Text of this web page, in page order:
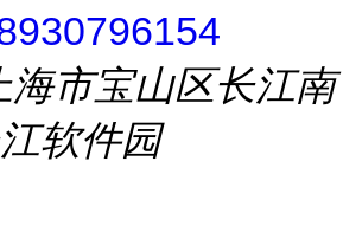
海市宝山区长江南
软件园